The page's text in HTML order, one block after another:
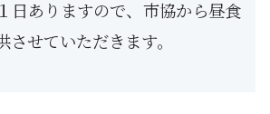
日ありますので、市協から昼食
させていただきます。